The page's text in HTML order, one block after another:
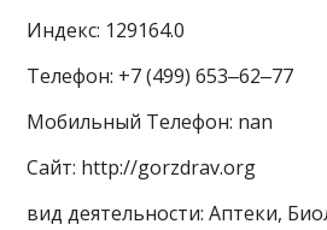
Индекс: 129164.0
Телефон: +7 (499) 653‒62‒77
Мобильный Телефон: nan
Сайт: http://gorzdrav.org
вид деятельности: Аптеки,